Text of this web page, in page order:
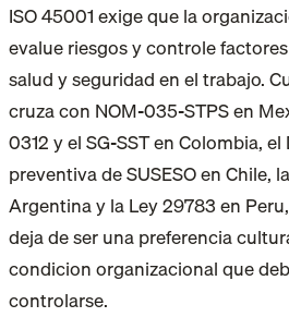
ISO 45001 exige que la
evalue riesgos y controle
salud y seguridad en el trabajo.
cruza con NOM-035-STPS en
0312 y el SG-SST en Colombia,
preventiva de SUSESO en Chile,
Argentina y la Ley 29783 en
deja de ser una preferencia
condicion organizacional que
controlarse.